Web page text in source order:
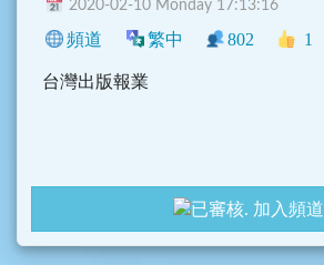
2020-02-10 Monday 17:13:16
頻道 繁中 802 1
台灣出版報業
加入頻道